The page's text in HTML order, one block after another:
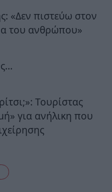
«Δεν πιστεύω στον
του ανθρώπου»
Τουρίστας
για ανήλικη που